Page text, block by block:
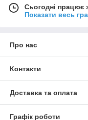
Сьогодні працює
Показати весь
Про нас
Контакти
Доставка та оплата
Графік роботи